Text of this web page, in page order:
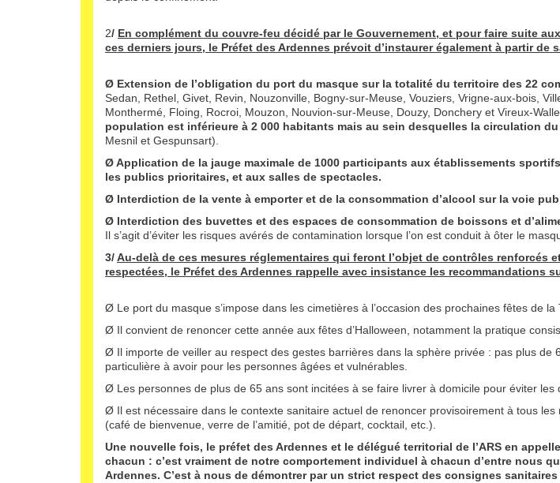
2/ En complément du couvre-feu décidé par le Gouvernement, et pour faire suite
ces derniers jours, le Préfet des Ardennes prévoit d’instaurer également à partir de
Ø Extension de l’obligation du port du masque sur la totalité du territoire des 22
Sedan, Rethel, Givet, Revin, Nouzonville, Bogny-sur-Meuse, Vouziers, Vrigne-aux-bois,
Monthermé, Floing, Rocroi, Mouzon, Nouvion-sur-Meuse, Douzy, Donchery et Vireux-
population est inférieure à 2 000 habitants mais au sein desquelles la circulation
Mesnil et Gespunsart).
ØApplication de la jauge maximale de 1000 participants aux établissements
les publics prioritaires, et aux salles de spectacles.
Ø Interdiction de la vente à emporter et de la consommation d’alcool sur la voie
Ø Interdiction des buvettes et des espaces de consommation de boissons et
Il s’agit d’éviter les risques avérés de contamination lorsque l’on est conduit à ôter le
3/Au-delà de ces mesures réglementaires qui feront l’objet de contrôles renforcés
respectées, le Préfet des Ardennes rappelle avec insistance les recommandations
Ø Le port du masque s’impose dans les cimetières à l’occasion des prochaines fêtes de la
Ø Il convient de renoncer cette année aux fêtes d’Halloween, notamment la pratique
Ø Il importe de veiller au respect des gestes barrières dans la sphère privée : pas plus de
particulière à avoir pour les personnes âgées et vulnérables.
Ø Les personnes de plus de 65 ans sont incitées à se faire livrer à domicile pour éviter les
Ø Il est nécessaire dans le contexte sanitaire actuel de renoncer provisoirement à tous
(café de bienvenue, verre de l’amitié, pot de départ, cocktail, etc.).
Une nouvelle fois, le préfet des Ardennes et le délégué territorial de l’ARS en
chacun : c’est vraiment de notre comportement individuel à chacun d’entre nous
Ardennes. C’est à nous de démontrer par un strict respect des consignes